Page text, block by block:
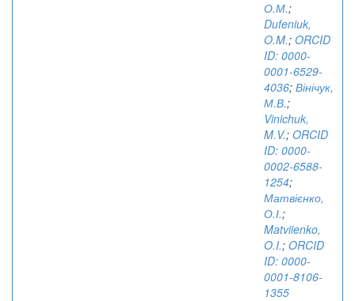
О.М.;
Dufeniuk,
O.M.; ORCID
ID: 0000-
0001-6529-
4036; Вінічук,
М.В.;
Vinichuk,
M.V.; ORCID
ID: 0000-
0002-6588-
1254;
Матвієнко,
О.І.;
Matviienko,
O.I.; ORCID
ID: 0000-
0001-8106-
1355